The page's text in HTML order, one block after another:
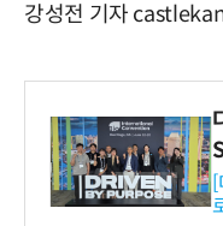
강성전 기자
-